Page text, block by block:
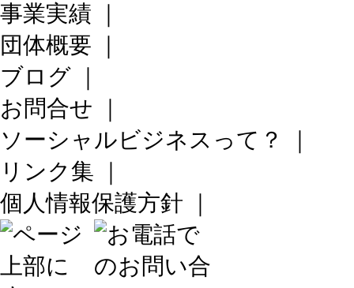
事業実績 ｜
団体概要 ｜
ブログ ｜
お問合せ ｜
ソーシャルビジネスって？
｜
リンク集 ｜
個人情報保護方針 ｜